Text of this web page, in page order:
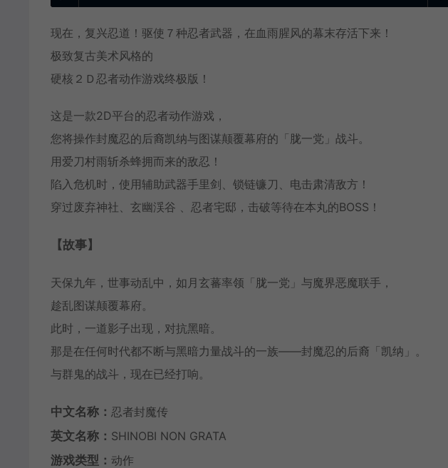
现在，复兴忍道！驱使７种忍者武器，在血雨腥风的幕末存活下来！
极致复古美术风格的
硬核２Ｄ忍者动作游戏终极版！
这是一款2D平台的忍者动作游戏，
您将操作封魔忍的后裔凯纳与图谋颠覆幕府的「胧一党」战斗。
用爱刀村雨斩杀蜂拥而来的敌忍！
陷入危机时，使用辅助武器手里剑、锁链镰刀、电击肃清敌方！
穿过废弃神社、玄幽渓谷 、忍者宅邸，击破等待在本丸的BOSS！
【故事】
天保九年，世事动乱中，如月玄蕃率领「胧一党」与魔界恶魔联手，
趁乱图谋颠覆幕府。
此时，一道影子出现，对抗黑暗。
那是在任何时代都不断与黑暗力量战斗的一族——封魔忍的后裔「凯纳」。
与群鬼的战斗，现在已经打响。
中文名称： 忍者封魔传
英文名称： SHINOBI NON GRATA
游戏类型： 动作